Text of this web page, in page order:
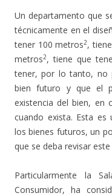
Un departamento que
técnicamente en el
tener 100 metros2,
metros2, tiene que
tener, por lo tanto, no
bien futuro y que el
existencia del bien, en
cuando exista. Esta es
los bienes futuros, un
que se deba revisar
Particularmente la
Consumidor, ha